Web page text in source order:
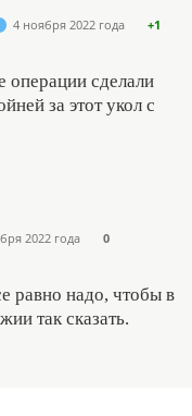
4 ноября 2022 года +1
операции сделали
за этот укол с
2022 года 0
равно надо, чтобы в
так сказать.